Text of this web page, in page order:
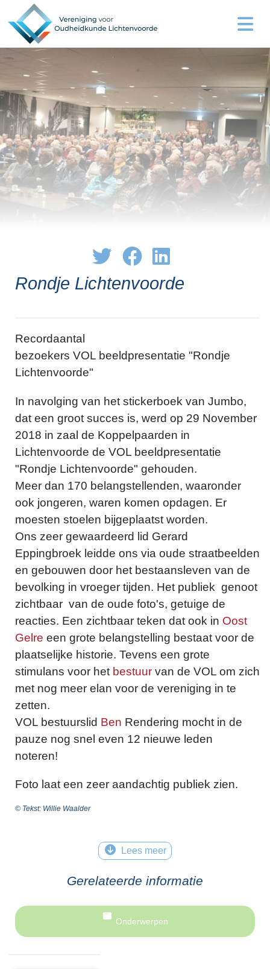
Rondje Lichtenvoorde
Recordaantal
bezoekers VOL beeldpresentatie "Rondje
Lichtenvoorde"
In navolging van het stickerboek van Jumbo,
dat een groot succes is, werd op 29 November
2018 in zaal de Koppelpaarden in
Lichtenvoorde de VOL beeldpresentatie
"Rondje Lichtenvoorde" gehouden.
Meer dan 170 belangstellenden, waaronder
ook jongeren, waren komen opdagen. Er
moesten stoelen bijgeplaatst worden.
Ons zeer gewaardeerd lid Gerard
Eppingbroek leidde ons via oude straatbeelden
en gebouwen door het bestaansleven van de
bevolking in vroeger tijden. Het publiek genoot
zichtbaar van de oude foto's, getuige de
reacties. Een zichtbaar teken dat ook in Oost
Gelre een grote belangstelling bestaat voor de
plaatselijke historie. Tevens een grote
stimulans voor het bestuur van de VOL om zich
met nog meer elan voor de vereniging in te
zetten.
VOL bestuurslid Ben Rendering mocht in de
pauze nog snel even 12 nieuwe leden
noteren!
Foto laat een zeer aandachtig publiek zien.
© Tekst: Willie Waalder
Lees meer
Gerelateerde informatie
Onderwerpen